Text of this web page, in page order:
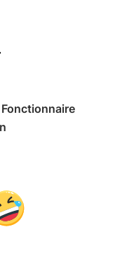
Fonctionnaire